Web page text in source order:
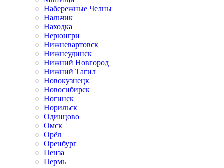
Набережные Челны
Нальчик
Находка
Нерюнгри
Нижневартовск
Нижнеудинск
Нижний Новгород
Нижний Тагил
Новокузнецк
Новосибирск
Ногинск
Норильск
Одинцово
Омск
Орёл
Оренбург
Пенза
Пермь